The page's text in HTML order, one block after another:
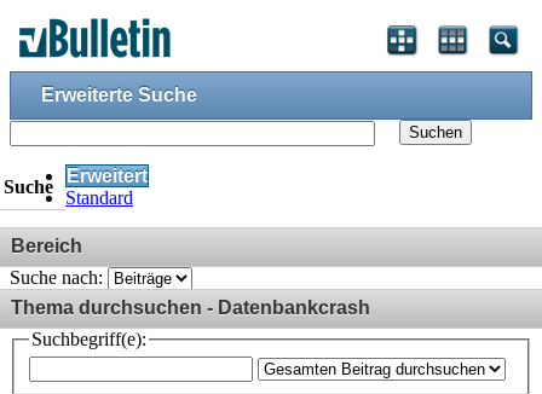
Erweiterte Suche
Suchen
Suche
Erweitert
Standard
Bereich
Suche nach:
Thema durchsuchen - Datenbankcrash
Suchbegriff(e):